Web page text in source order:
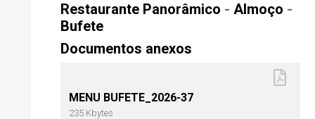
Restaurante Panorâmico - Almoço -
Bufete
Documentos anexos
MENU BUFETE_2026-37
235 Kbytes